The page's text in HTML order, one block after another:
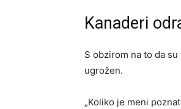
Kanaderi
S obzirom na to da
ugrožen.
„Koliko je meni